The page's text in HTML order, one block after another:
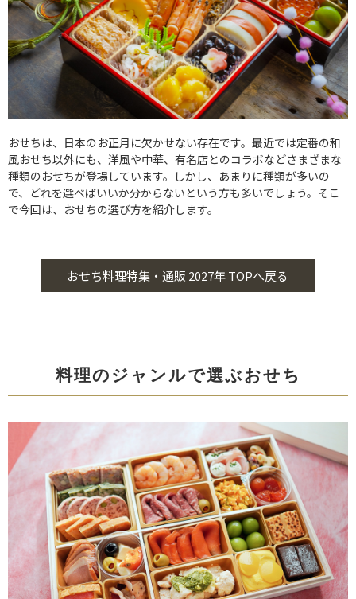
おせちは、日本のお正月に欠かせない存在です。最近では定番の和
風おせち以外にも、洋風や中華、有名店とのコラボなどさまざまな
種類のおせちが登場しています。しかし、あまりに種類が多いの
で、どれを選べばいいか分からないという方も多いでしょう。そこ
で今回は、おせちの選び方を紹介します。
おせち料理特集・通販 2027年 TOPへ戻る
料理のジャンルで選ぶおせち